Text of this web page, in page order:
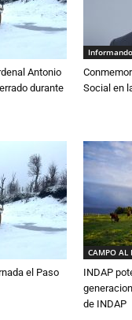
Antonio
durante
Social en
el Paso
CAMPO AL
INDAP
de INDAP